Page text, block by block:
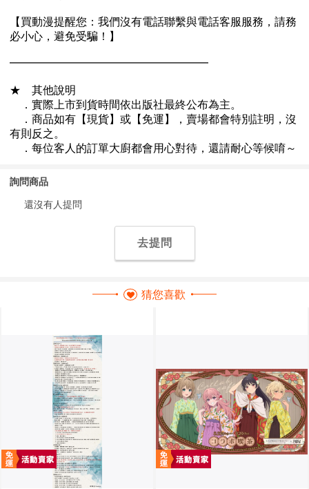
詢問商品
還沒有人提問
去提問
猜您喜歡